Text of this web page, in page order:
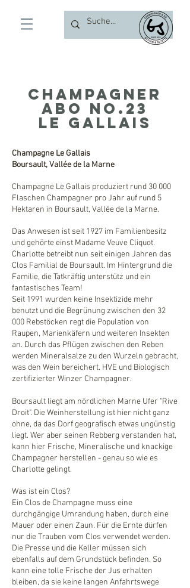
Champagner
ABO no.23
le gallais
Champagne Le Gallais
Boursault, Vallée de la Marne
Champagne Le Gallais produziert rund 30 000
Flaschen Champagner pro Jahr auf rund 5
Hektaren in Boursault, Vallée de la Marne.
Das Anwesen ist seit 1927 im Familienbesitz
und gehörte einst Madame Veuve Cliquot.
Charlotte betreibt nun seit einigen Jahren das
Clos Familial de Boursault. Im Hintergrund die
Familie, die Tatkräftig unterstütz und ein
fantastisches Team!
Seit 1991 wurden keine Insektizide mehr
benutzt und die Begrünung zwischen den 32
000 Rebstöcken regt die Population von
Raupen, Marienkäfern und weiteren Insekten
an. Durch das Pflügen zwischen den Reben
werden Mineralsalze zu den Wurzeln gebracht,
was den Wein bereichert. HVE und Biologisch
zertifizierter Winzer Champagner.
Boursault liegt am nördlichen Marne Ufer "Rive
Droit". Die Weinherstellung ist hier nicht ganz
ohne, da das Dorf geografisch etwas ungünstig
liegt. Wer aber seinen Rebberg verstanden hat,
kann hier Frische, Mineralische und knackige
Champagner herstellen - genau so wie es
Charlotte gelingt.
Was ist ein Clos?
Ein Clos de Champagne muss eine
durchgängige Umrandung haben, durch eine
Mauer oder einen Zaun. Für die Ernte dürfen
nur die Trauben vom Clos verwendet werden.
Die Presse und die Keller müssen sich
ebenfalls auf dem Grundstück befinden. So
kann eine tolle Frische der Jus erhalten
bleiben, da sie keine langen Anfahrtswege